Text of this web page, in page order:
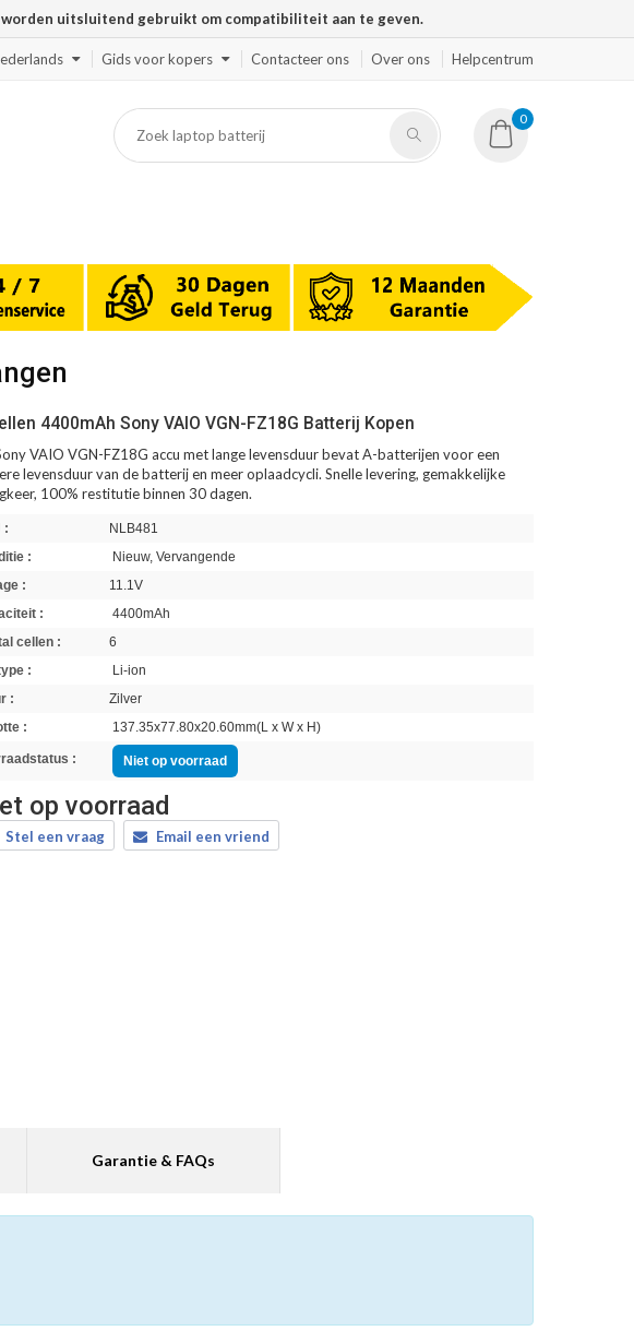
uitsluitend gebruikt om compatibiliteit aan te geven.
Gids voor kopers Contacteer ons Over ons Helpcentrum
0
4400mAh Sony VAIO VGN-FZ18G Batterij Kopen
VAIO VGN-FZ18G accu met lange levensduur bevat A-batterijen voor een
levensduur van de batterij en meer oplaadcycli. Snelle levering, gemakkelijke
100% restitutie binnen 30 dagen.
:
NLB481
:
Nieuw, Vervangende
:
11.1V
:
4400mAh
cellen :
6
:
Li-ion
:
Zilver
:
137.35x77.80x20.60mm(L x W x H)
: Niet op voorraad
op voorraad
Stel een vraag Email een vriend
Garantie & FAQs